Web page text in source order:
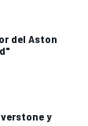
del Aston
y